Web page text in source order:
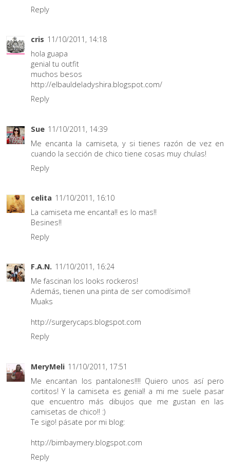
Reply
cris 11/10/2011, 14:18
hola guapa
genial tu outfit
muchos besos
http://elbauldeladyshira.blogspot.com/
Reply
Sue 11/10/2011, 14:39
Me encanta la camiseta, y si tienes razón de vez en
cuando la sección de chico tiene cosas muy chulas!
Reply
celita 11/10/2011, 16:10
La camiseta me encanta!! es lo mas!!
Besines!!
Reply
F.A.N. 11/10/2011, 16:24
Me fascinan los looks rockeros!
Además, tienen una pinta de ser comodísimo!!
Muaks
http://surgerycaps.blogspot.com
Reply
MeryMeli 11/10/2011, 17:51
Me encantan los pantalones!!!! Quiero unos así pero
cortitos! Y la camiseta es genial! a mi me suele pasar
que encuentro más dibujos que me gustan en las
camisetas de chico!! :)
Te sigo! pásate por mi blog:
http://bimbaymery.blogspot.com
Reply